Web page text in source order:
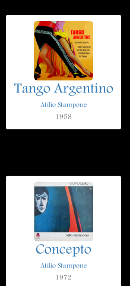
Tango Argentino
Atilio Stampone
1958
Concepto
Atilio Stampone
1972